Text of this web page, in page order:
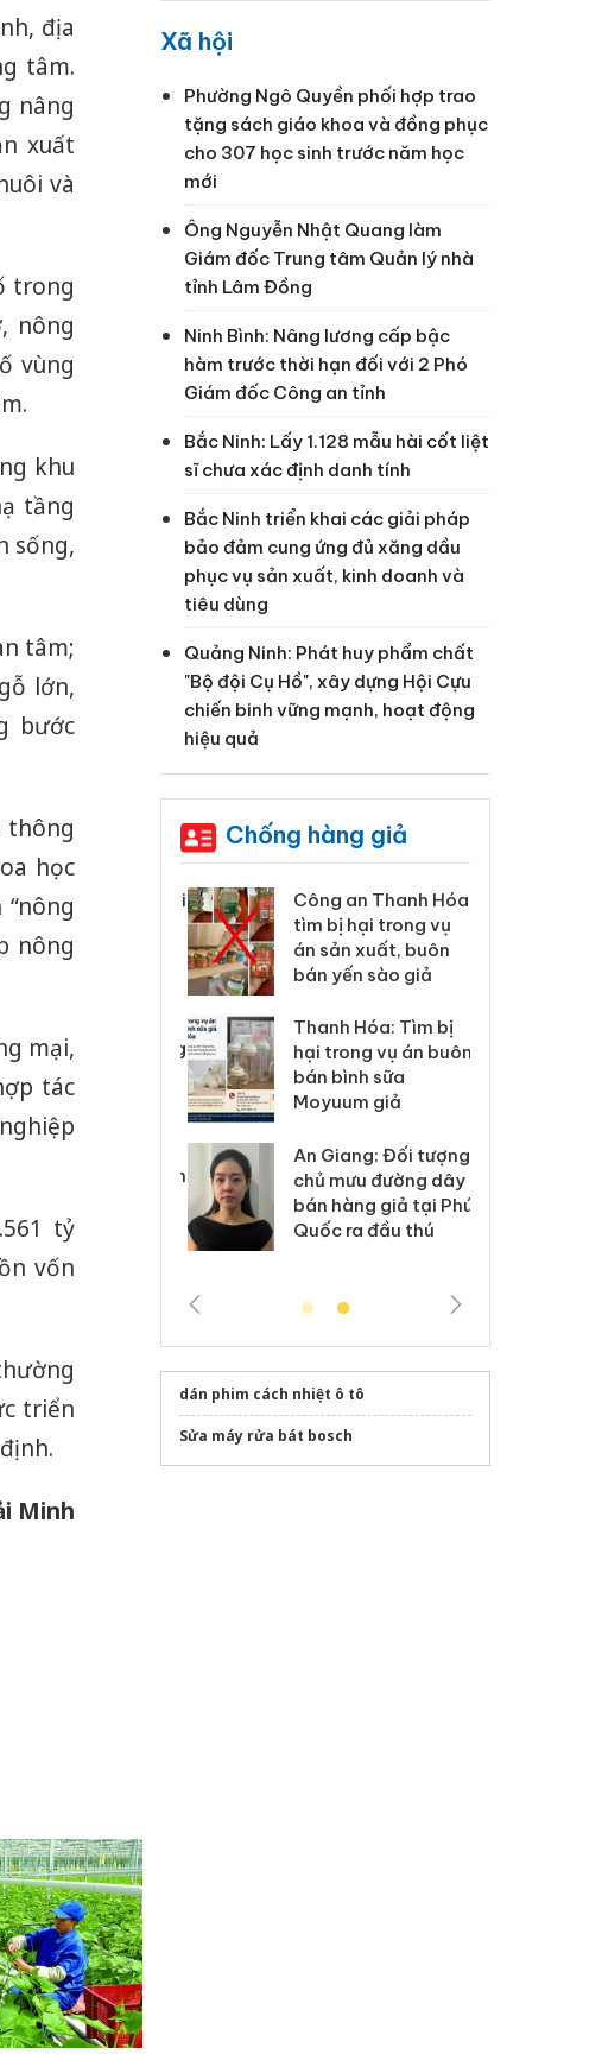
địa
tâm.
nâng
xuất
và
trong
nông
vùng
khu
tầng
sống,
tâm;
lớn,
bước
thông
học
nông
mại,
tác
tỷ
vốn
triển
Minh
Xã hội
Phường Ngô Quyền phối hợp trao
tặng sách giáo khoa và đồng phục
cho 307 học sinh trước năm học
mới
Ông Nguyễn Nhật Quang làm
Giám đốc Trung tâm Quản lý nhà
tỉnh Lâm Đồng
Ninh Bình: Nâng lương cấp bậc
hàm trước thời hạn đối với 2 Phó
Giám đốc Công an tỉnh
Bắc Ninh: Lấy 1.128 mẫu hài cốt liệt
sĩ chưa xác định danh tính
Bắc Ninh triển khai các giải pháp
bảo đảm cung ứng đủ xăng dầu
phục vụ sản xuất, kinh doanh và
tiêu dùng
Quảng Ninh: Phát huy phẩm chất
"Bộ đội Cụ Hồ", xây dựng Hội Cựu
chiến binh vững mạnh, hoạt động
hiệu quả
Chống hàng giả
Cai xử lý 83 vụ vi
phạm thương mại
trong tháng 7
doanh bán hàng
giả mạo nhãn hiệu
Adidas, Nike
vệ môi trường
Công an Thanh Hóa
tìm bị hại trong vụ
án sản xuất, buôn
bán yến sào giả
Thanh Hóa: Tìm bị
hại trong vụ án buôn
bán bình sữa
Moyuum giả
An Giang: Đối tượng
chủ mưu đường dây
bán hàng giả tại Phú
Quốc ra đầu thú
dán phim cách nhiệt ô tô
Sửa máy rửa bát bosch